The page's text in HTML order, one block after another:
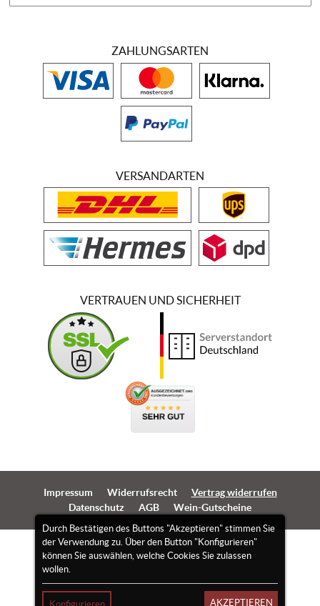
Durch Bestätigen des Buttons "Akzeptieren" stimmen Sie
der Verwendung zu. Über den Button "Konfigurieren"
können Sie auswählen, welche Cookies Sie zulassen
wollen.
AKZEPTIEREN
ZAHLUNGSARTEN
VERSANDARTEN
VERTRAUEN UND SICHERHEIT
Impressum Widerrufsrecht
Vertrag widerrufen
Datenschutz
AGB Wein-Gutscheine